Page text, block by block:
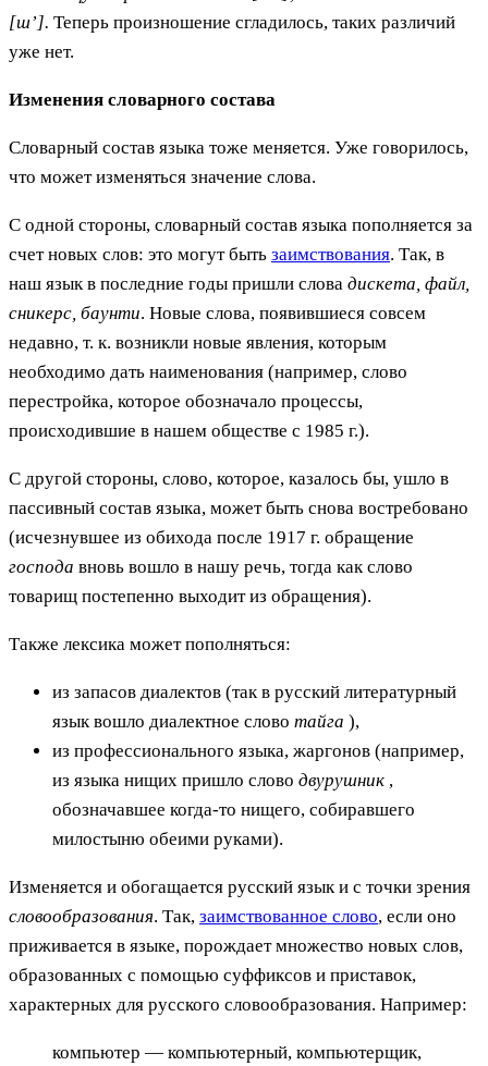
[ш’]. Теперь произношение сгладилось, таких различий
уже нет.
Изменения словарного состава
Словарный состав языка тоже меняется. Уже говорилось,
что может изменяться значение слова.
С одной стороны, словарный состав языка пополняется за
счет новых слов: это могут быть заимствования. Так, в
наш язык в последние годы пришли слова дискета, файл,
сникерс, баунти. Новые слова, появившиеся совсем
недавно, т. к. возникли новые явления, которым
необходимо дать наименования (например, слово
перестройка, которое обозначало процессы,
происходившие в нашем обществе с 1985 г.).
С другой стороны, слово, которое, казалось бы, ушло в
пассивный состав языка, может быть снова востребовано
(исчезнувшее из обихода после 1917 г. обращение
господа вновь вошло в нашу речь, тогда как слово
товарищ постепенно выходит из обращения).
Также лексика может пополняться:
из запасов диалектов (так в русский литературный
язык вошло диалектное слово тайга ),
из профессионального языка, жаргонов (например,
из языка нищих пришло слово двурушник ,
обозначавшее когда-то нищего, собиравшего
милостыню обеими руками).
Изменяется и обогащается русский язык и с точки зрения
словообразования. Так, заимствованное слово, если оно
приживается в языке, порождает множество новых слов,
образованных с помощью суффиксов и приставок,
характерных для русского словообразования. Например:
компьютер — компьютерный, компьютерщик,